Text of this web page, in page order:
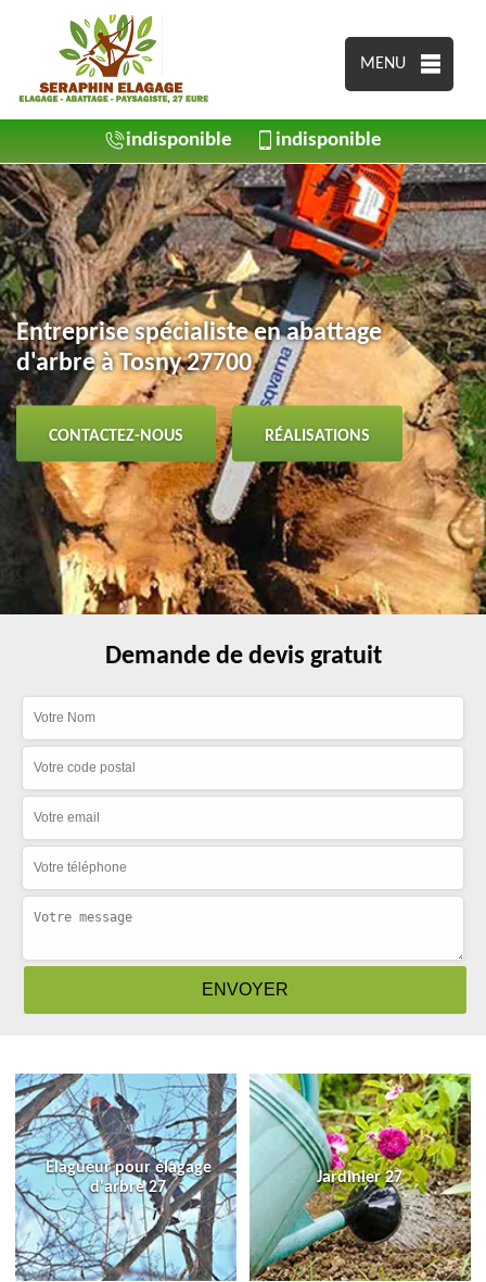
MENU
indisponible indisponible
Entreprise spécialiste en abattage
d'arbre à Tosny 27700
CONTACTEZ-NOUS RÉALISATIONS
Demande de devis gratuit
Elagueur pour élagage
d'arbre 27
Jardinier 27